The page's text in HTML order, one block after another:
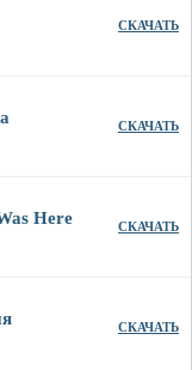
СКАЧАТЬ
СКАЧАТЬ
Here СКАЧАТЬ
СКАЧАТЬ